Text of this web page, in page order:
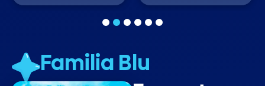
4 5 6
Familia Blu